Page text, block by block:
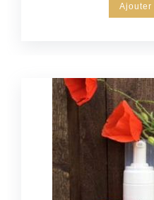
Ajouter